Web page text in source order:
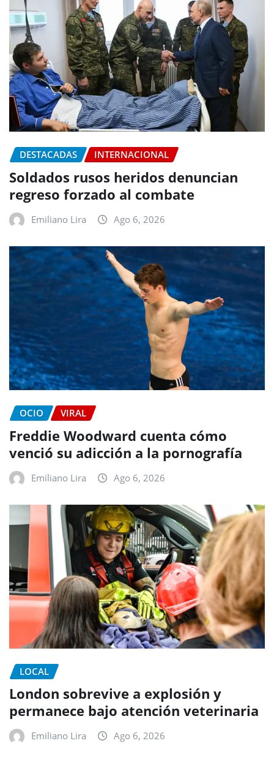
DESTACADAS INTERNACIONAL
Soldados rusos heridos denuncian
regreso forzado al combate
Emiliano Lira Ago 6, 2026
OCIO VIRAL
Freddie Woodward cuenta cómo
venció su adicción a la pornografía
Emiliano Lira Ago 6, 2026
LOCAL
London sobrevive a explosión y
permanece bajo atención veterinaria
Emiliano Lira Ago 6, 2026